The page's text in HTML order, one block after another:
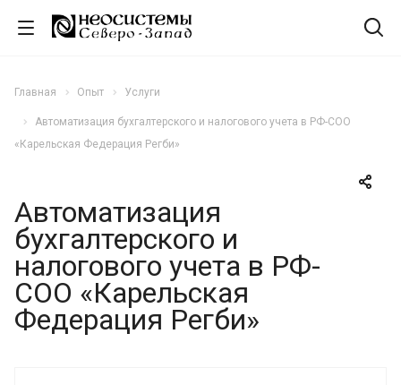
Главная Опыт Услуги
Автоматизация бухгалтерского и налогового учета в РФ-СОО
«Карельская Федерация Регби»
Автоматизация
бухгалтерского и
налогового учета в РФ-
СОО «Карельская
Федерация Регби»